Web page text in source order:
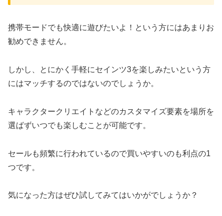
携帯モードでも快適に遊びたいよ！という方にはあまりお
勧めできません。
しかし、とにかく手軽にセインツ3を楽しみたいという方
にはマッチするのではないのでしょうか。
キャラクタークリエイトなどのカスタマイズ要素を場所を
選ばずいつでも楽しむことが可能です。
セールも頻繁に行われているので買いやすいのも利点の1
つです。
気になった方はぜひ試してみてはいかがでしょうか？